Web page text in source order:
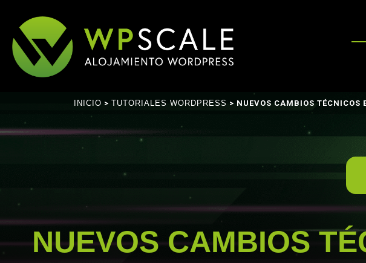
INICIO > TUTORIALES WORDPRESS > NUEVOS CAMBIOS TÉCNICOS
NUEVOS CAMBIOS